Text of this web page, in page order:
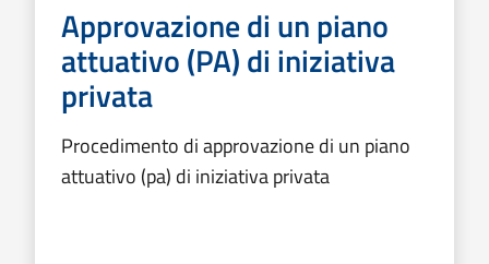
Approvazione di un piano
attuativo (PA) di iniziativa
privata
Procedimento di approvazione di un piano
attuativo (pa) di iniziativa privata